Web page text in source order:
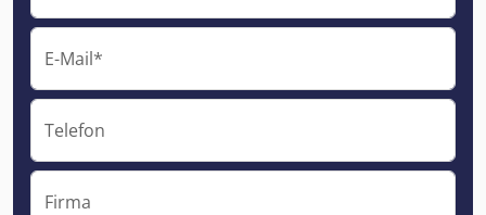
E-Mail*
Telefon
Firma